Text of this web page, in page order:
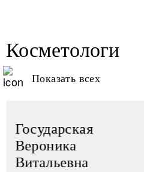
Косметологи
Показать всех
Государская
Вероника
Витальевна